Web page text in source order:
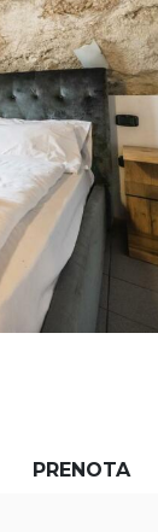
PRENOTA